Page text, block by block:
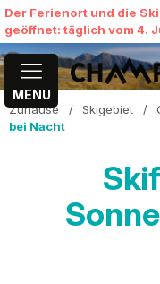
Der Ferienort und die
geöffnet: täglich vom 4.
MENU
Zuhause / Skigebiet /
bei Nacht